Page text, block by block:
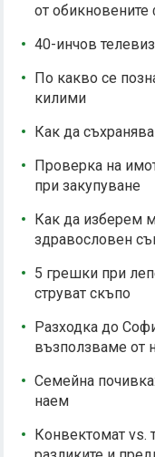
от
40-инчов
По какво се
килими
Как да
Проверка на
при закупуване
Как да изберем
здравословен
5 грешки при
струват скъпо
Разходка до
възползваме от
Семейна
наем
Конвектомат vs.